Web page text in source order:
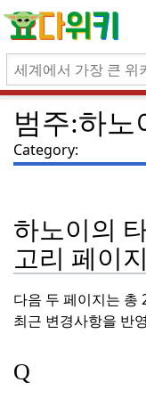
범주:하노
Category:
하노이의
고리 페이지
다음 두 페이지는 총
최근 변경사항을 반
Q